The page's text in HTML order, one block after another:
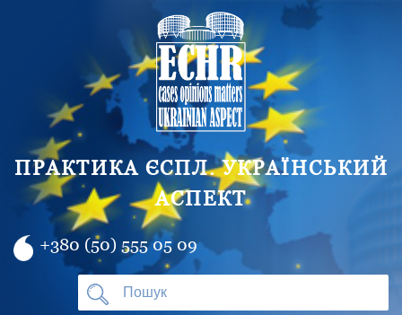
ПРАКТИКА ЄСПЛ. УКРАЇНСЬКИЙ
АСПЕКТ
+380 (50) 555 05 09